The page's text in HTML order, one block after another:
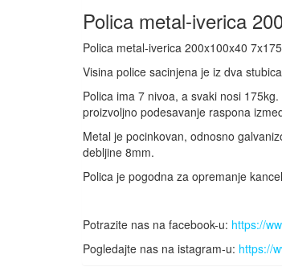
Polica metal-iverica
Polica metal-iverica 200x100x40
Visina police sacinjena je iz dva
Polica ima 7 nivoa, a svaki nosi
proizvoljno podesavanje raspona
Metal je pocinkovan, odnosno
debljine 8mm.
Polica je pogodna za opremanje
Potrazite nas na facebook-u: https://
Pogledajte nas na istagram-u: https://